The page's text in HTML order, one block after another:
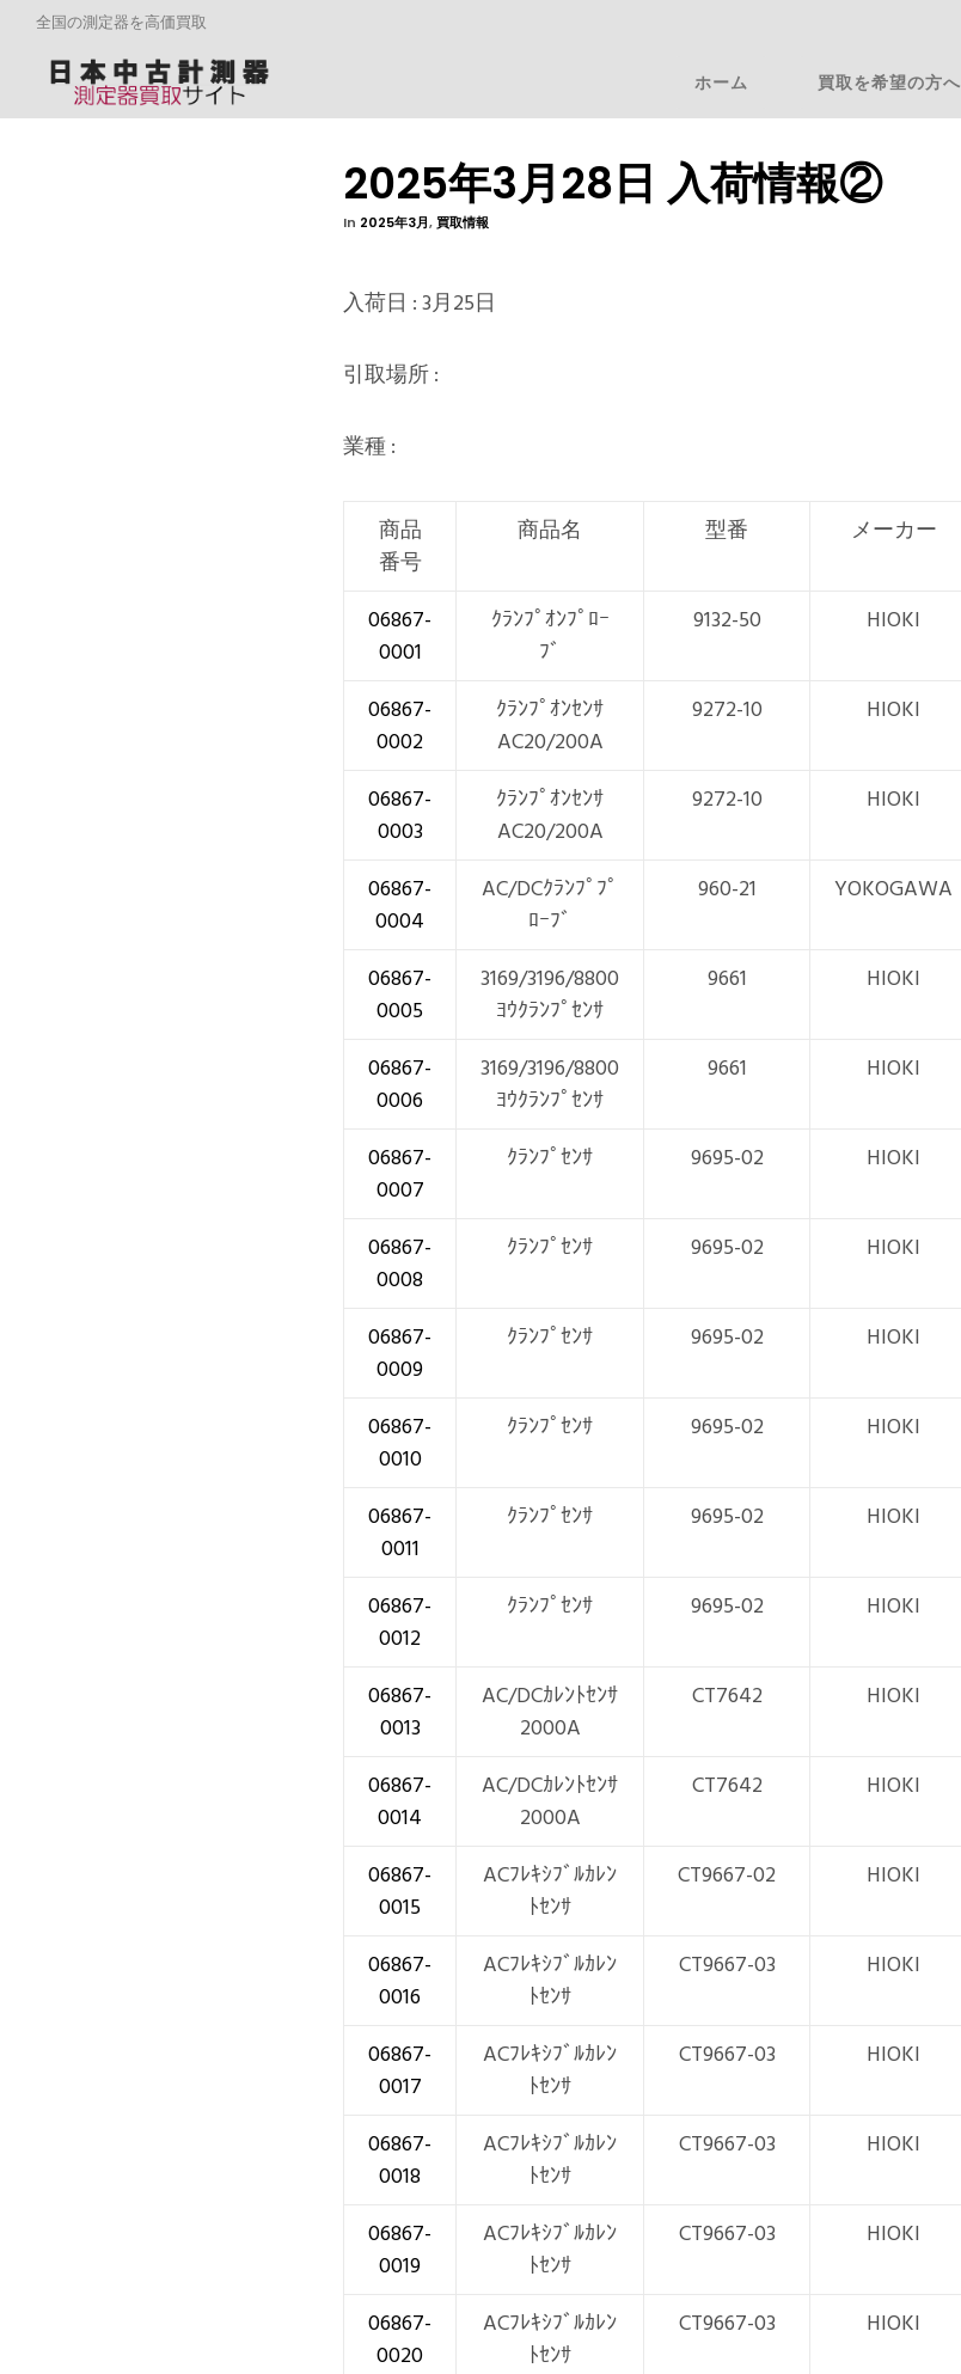
全国の測定器を高価買取
ホーム 買取を希望の方へ
2025年3月28日 入荷情報②
In 2025年3月, 買取情報
入荷日 : 3月25日
引取場所 :
業種 :
商品
番号
商品名 型番 メーカー
06867-
0001
ｸﾗﾝﾌﾟｵﾝﾌﾟﾛｰ
ﾌﾞ
9132-50 HIOKI
06867-
0002
ｸﾗﾝﾌﾟｵﾝｾﾝｻ
AC20/200A
9272-10 HIOKI
06867-
0003
ｸﾗﾝﾌﾟｵﾝｾﾝｻ
AC20/200A
9272-10 HIOKI
06867-
0004
AC/DCｸﾗﾝﾌﾟﾌﾟ
ﾛｰﾌﾞ
960-21 YOKOGAWA
06867-
0005
3169/3196/8800
ﾖｳｸﾗﾝﾌﾟｾﾝｻ
9661 HIOKI
06867-
0006
3169/3196/8800
ﾖｳｸﾗﾝﾌﾟｾﾝｻ
9661 HIOKI
06867-
0007
ｸﾗﾝﾌﾟｾﾝｻ 9695-02 HIOKI
06867-
0008
ｸﾗﾝﾌﾟｾﾝｻ 9695-02 HIOKI
06867-
0009
ｸﾗﾝﾌﾟｾﾝｻ 9695-02 HIOKI
06867-
0010
ｸﾗﾝﾌﾟｾﾝｻ 9695-02 HIOKI
06867-
0011
ｸﾗﾝﾌﾟｾﾝｻ 9695-02 HIOKI
06867-
0012
ｸﾗﾝﾌﾟｾﾝｻ 9695-02 HIOKI
06867-
0013
AC/DCｶﾚﾝﾄｾﾝｻ
2000A
CT7642 HIOKI
06867-
0014
AC/DCｶﾚﾝﾄｾﾝｻ
2000A
CT7642 HIOKI
06867-
0015
ACﾌﾚｷｼﾌﾞﾙｶﾚﾝ
ﾄｾﾝｻ
CT9667-02 HIOKI
06867-
0016
ACﾌﾚｷｼﾌﾞﾙｶﾚﾝ
ﾄｾﾝｻ
CT9667-03 HIOKI
06867-
0017
ACﾌﾚｷｼﾌﾞﾙｶﾚﾝ
ﾄｾﾝｻ
CT9667-03 HIOKI
06867-
0018
ACﾌﾚｷｼﾌﾞﾙｶﾚﾝ
ﾄｾﾝｻ
CT9667-03 HIOKI
06867-
0019
ACﾌﾚｷｼﾌﾞﾙｶﾚﾝ
ﾄｾﾝｻ
CT9667-03 HIOKI
06867-
0020
ACﾌﾚｷｼﾌﾞﾙｶﾚﾝ
ﾄｾﾝｻ
CT9667-03 HIOKI